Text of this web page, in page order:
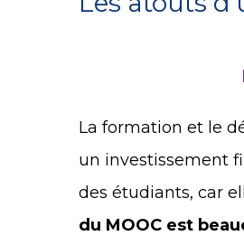
La formation et le
un investissement
des étudiants, car
du MOOC est